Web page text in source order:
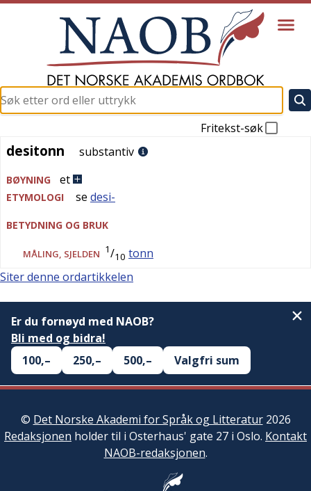
Fritekst-søk
desitonn
desitonn substantiv
BØYNING et
ETYMOLOGI se desi-
BETYDNING OG BRUK
MÅLING, SJELDEN 1/10 tonn
Siter denne ordartikkelen
Er du fornøyd med NAOB?
Bli med og bidra!
100,–
250,– 500,– Valgfri sum
© Det Norske Akademi for Språk og Litteratur2026
Redaksjonen holder til i Osterhaus' gate 27 i Oslo. Kontakt
NAOB-redaksjonen.